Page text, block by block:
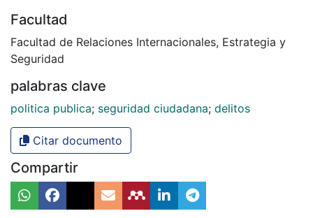
Facultad
Facultad de Relaciones Internacionales, Estrategia y
Seguridad
palabras clave
politica publica; seguridad ciudadana; delitos
Citar documento
Compartir